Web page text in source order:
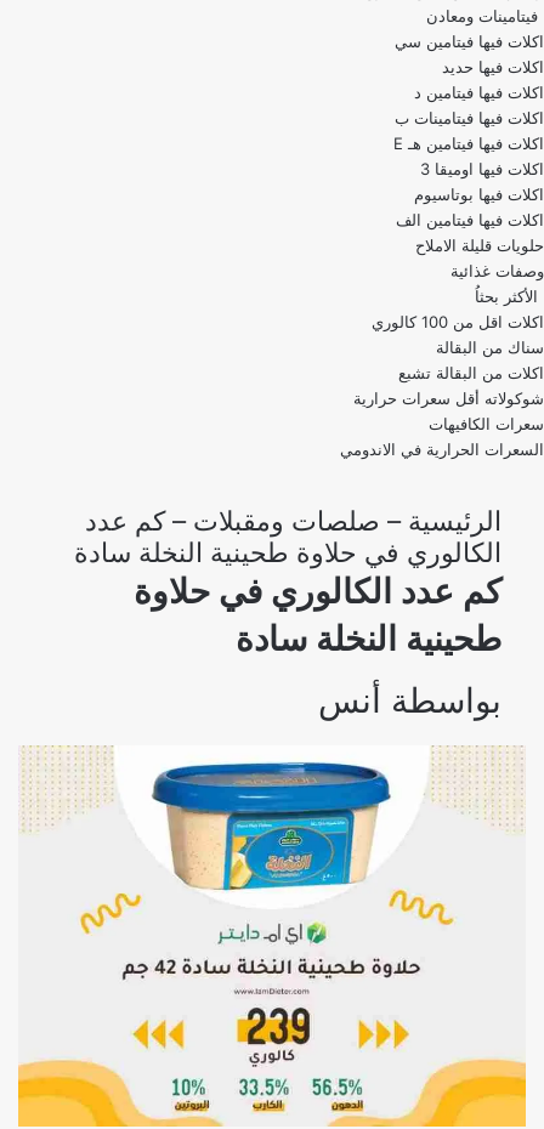
فيتامينات ومعادن
اكلات فيها فيتامين سي
اكلات فيها حديد
اكلات فيها فيتامين د
اكلات فيها فيتامينات ب
اكلات فيها فيتامين هـ E
اكلات فيها اوميقا 3
اكلات فيها بوتاسيوم
اكلات فيها فيتامين الف
حلويات قليلة الاملاح
وصفات غذائية
الأكثر بحثاُ
اكلات اقل من 100 كالوري
اكلات من البقالة تشبع
شوكولاته أقل سعرات حرارية
سعرات الكافيهات
السعرات الحرارية في الاندومي
الرئيسية – صلصات ومقبلات –كم عدد
الكالوري في حلاوة طحينية النخلة سادة
كم عدد الكالوري في حلاوة
طحينية النخلة سادة
بواسطة أنس